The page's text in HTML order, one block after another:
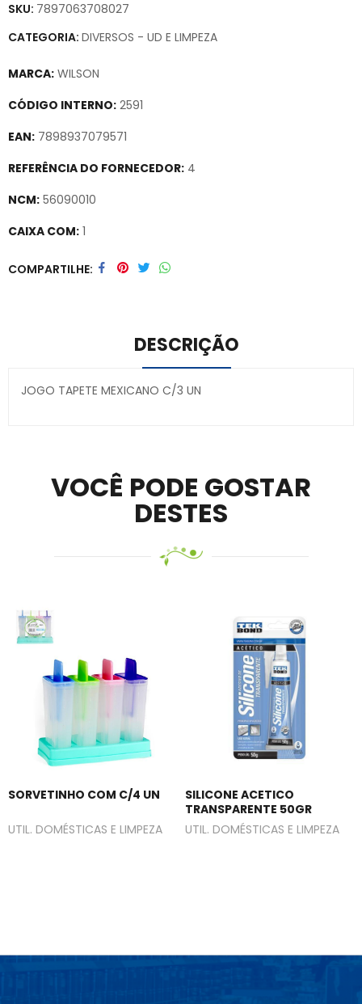
SKU: 7897063708027
CATEGORIA: DIVERSOS - UD E LIMPEZA
MARCA: WILSON
CÓDIGO INTERNO: 2591
EAN: 7898937079571
REFERÊNCIA DO FORNECEDOR: 4
NCM: 56090010
CAIXA COM: 1
Secure crypto portfolio manager for desktops and mobile –
COMPARTILHE
DESCRIÇÃO
JOGO TAPETE MEXICANO C/3 UN
VOCÊ PODE GOSTAR
DESTES
SORVETINHO COM C/4 UN
UTIL. DOMÉSTICAS E LIMPEZA
SILICONE ACETICO
TRANSPARENTE 50GR
UTIL. DOMÉSTICAS E LIMPEZA